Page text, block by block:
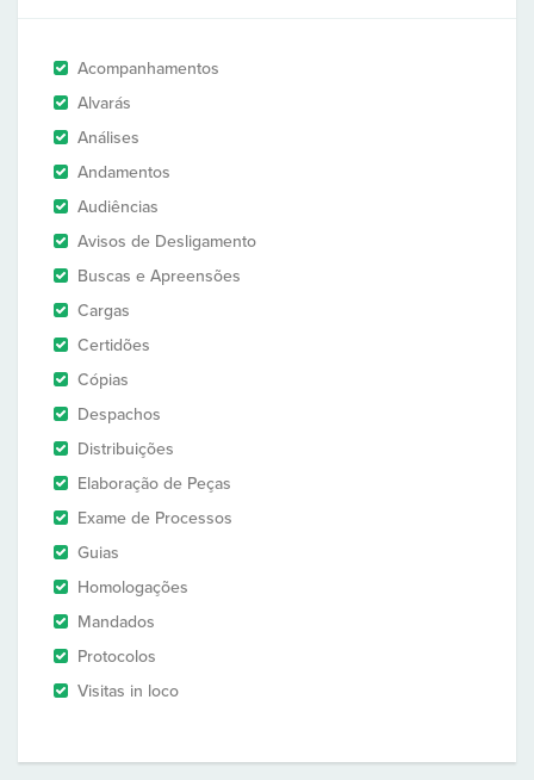
Acompanhamentos
Alvarás
Análises
Andamentos
Audiências
Avisos de Desligamento
Buscas e Apreensões
Cargas
Certidões
Cópias
Despachos
Distribuições
Elaboração de Peças
Exame de Processos
Guias
Homologações
Mandados
Protocolos
Visitas in loco